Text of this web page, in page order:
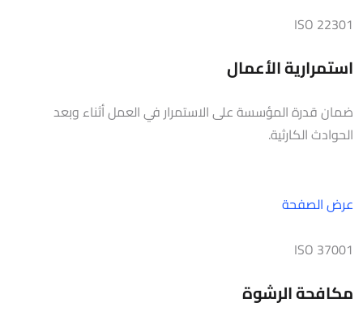
ISO 22301
استمرارية الأعمال
ضمان قدرة المؤسسة على الاستمرار في العمل أثناء وبعد
الحوادث الكارثية.
عرض الصفحة
ISO 37001
مكافحة الرشوة